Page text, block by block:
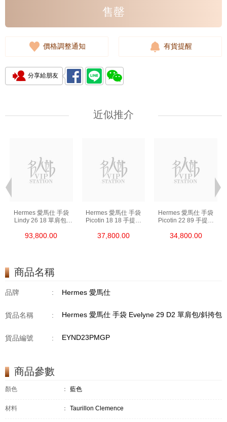
售罄
價格調整通知 有貨提醒
分享給朋友
近似推介
Hermes 愛馬仕 手袋
Lindy 26 18 單肩包/
93,800.00
Hermes 愛馬仕 手袋
Picotin 18 18 手提包
37,800.00
Hermes 愛馬仕 手袋
Picotin 22 89 手提包
34,800.00
商品名稱
品牌 : Hermes 愛馬仕
貨品名稱 : Hermes 愛馬仕 手袋 Evelyne 29 D2 單肩包/斜挎包
貨品編號 : EYND23PMGP
商品參數
顏色 ： 藍色
材料 ： Taurillon Clemence